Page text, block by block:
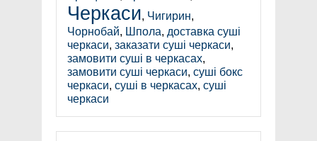
Черкаси, Чигирин,
Чорнобай, Шпола, доставка суші
черкаси, заказати суші черкаси,
замовити суші в черкасах,
замовити суші черкаси, суші бокс
черкаси, суші в черкасах, суші
черкаси